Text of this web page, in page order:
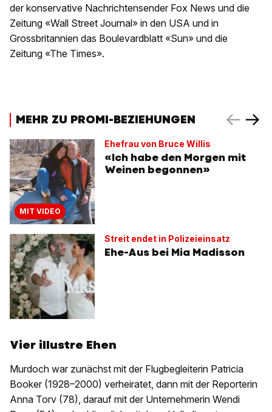
der konservative Nachrichtensender Fox News und die
Zeitung «Wall Street Journal» in den USA und in
Grossbritannien das Boulevardblatt «Sun» und die
Zeitung «The Times».
MEHR ZU PROMI-BEZIEHUNGEN
MIT VIDEO
Ehefrau von Bruce Willis
«Ich habe den Morgen mit
Weinen begonnen»
Streit endet in Polizeieinsatz
Ehe-Aus bei Mia Madisson
Vier illustre Ehen
Murdoch war zunächst mit der Flugbegleiterin Patricia
Booker (1928–2000) verheiratet, dann mit der Reporterin
Anna Torv (78), darauf mit der Unternehmerin Wendi